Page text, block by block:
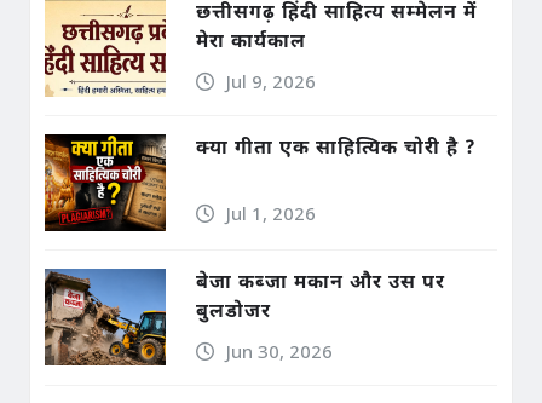
छत्तीसगढ़ हिंदी साहित्य सम्मेलन में
मेरा कार्यकाल
Jul 9, 2026
क्या गीता एक साहित्यिक चोरी है ?
Jul 1, 2026
बेजा कब्जा मकान और उस पर
बुलडोजर
Jun 30, 2026